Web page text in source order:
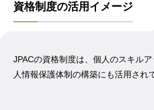
資格制度の活用イメージ
JPACの資格制度は、個人のスキル
人情報保護体制の構築にも活用され